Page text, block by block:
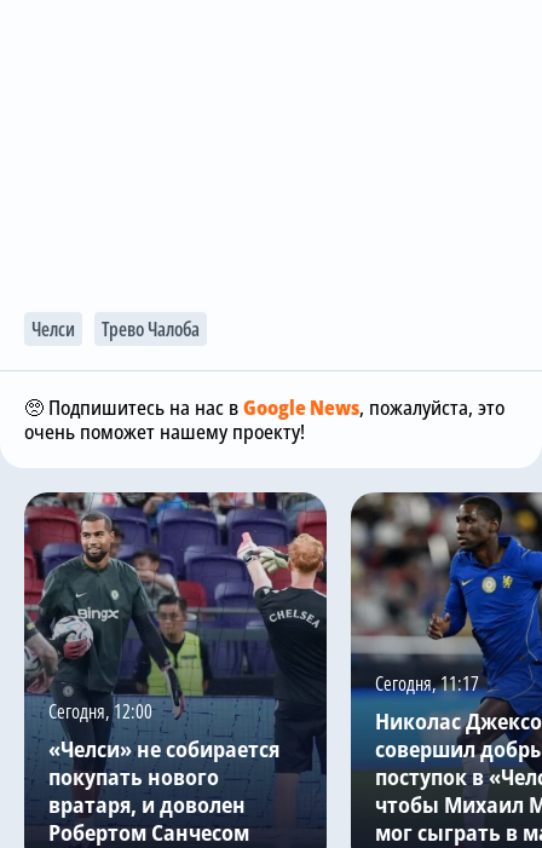
Челси Трево Чалоба
🥺 Подпишитесь на нас вGoogle News, пожалуйста, это
очень поможет нашему проекту!
Сегодня, 12:00
«Челси» не собирается
покупать нового
вратаря, и доволен
Робертом Санчесом
Сегодня, 11:17
Николас
совершил
поступок в
чтобы Михаил
мог сыграть в